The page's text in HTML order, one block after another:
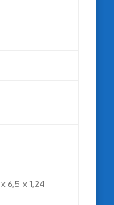
6,5 x 1,24